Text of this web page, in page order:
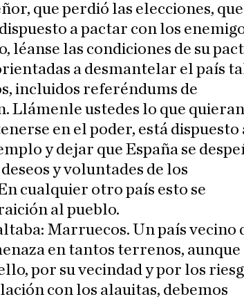
que perdió las elecciones,
a pactar con los
léanse las condiciones de su
a desmantelar el país
incluidos referéndums de
Llámenle ustedes lo que
en el poder, está
y dejar que España se
y voluntades de los
cualquier otro país esto se
al pueblo.
Marruecos. Un país vecino
en tantos terrenos, aunque
por su vecindad y por los
con los alauitas, debemos